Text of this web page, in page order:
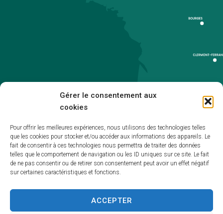
Gérer le consentement aux
cookies
Pour offrir les meilleures expériences, nous utilisons des technologies telles
que les cookies pour stocker et/ou accéder aux informations des appareils. Le
fait de consentir à ces technologies nous permettra de traiter des données
telles que le comportement de navigation ou les ID uniques sur ce site. Le fait
de ne pas consentir ou de retirer son consentement peut avoir un effet négatif
sur certaines caractéristiques et fonctions.
ACCEPTER
Accessibilité